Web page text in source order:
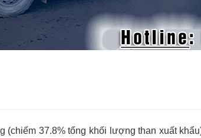
37.8% tổng khối lượng than xuất